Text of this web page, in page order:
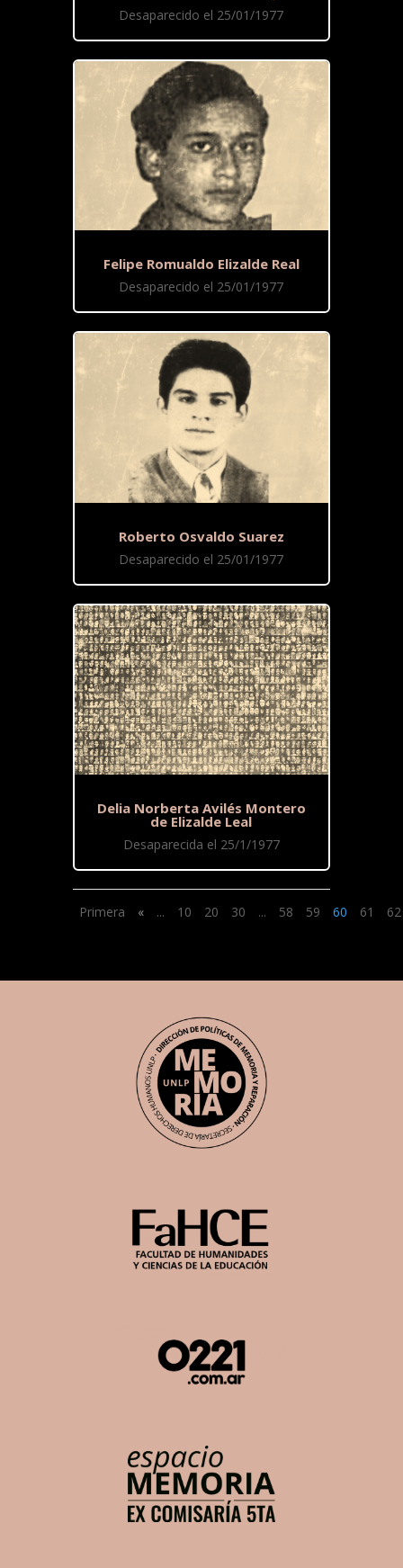
Desaparecido el 25/01/1977
Felipe Romualdo Elizalde Real
Desaparecido el 25/01/1977
Roberto Osvaldo Suarez
Desaparecido el 25/01/1977
Delia Norberta Avilés Montero
de Elizalde Leal
Desaparecida el 25/1/1977
Primera « ... 10 20 30 ... 58 59 60 61 62